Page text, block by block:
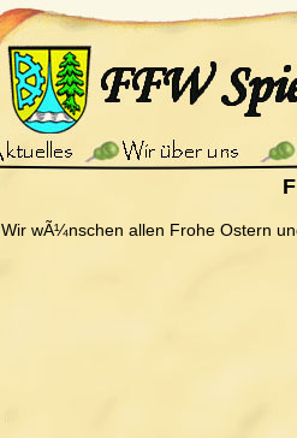
Wir wÃ¼nschen allen Frohe Ostern